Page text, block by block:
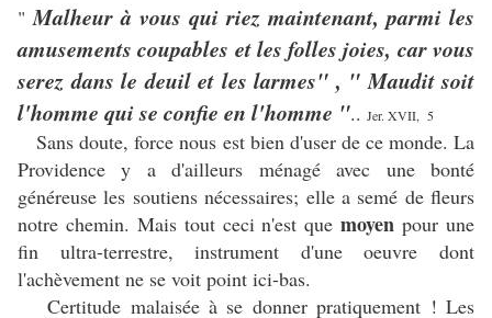
"Malheur à vous qui riez maintenant, parmi les
amusements coupables et les folles joies, car vous
serez dans le deuil et les larmes" , " Maudit soit
l'homme qui se confie en l'homme ".. Jer. XVII, 5
Sans doute, force nous est bien d'user de ce monde. La
Providence y a d'ailleurs ménagé avec une bonté
généreuse les soutiens nécessaires; elle a semé de fleurs
notre chemin. Mais tout ceci n'est que moyenpour une
fin ultra-terrestre, instrument d'une oeuvre dont
l'achèvement ne se voit point ici-bas.
Certitude malaisée à se donner pratiquement ! Les